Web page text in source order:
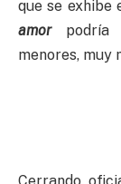
que se exhibe
amorpodría
menores, muy
Cerrando